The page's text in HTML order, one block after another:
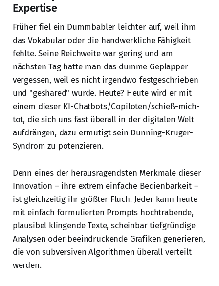
Expertise
Früher fiel ein Dummbabler leichter auf, weil ihm
das Vokabular oder die handwerkliche Fähigkeit
fehlte. Seine Reichweite war gering und am
nächsten Tag hatte man das dumme Geplapper
vergessen, weil es nicht irgendwo festgeschrieben
und "geshared" wurde. Heute? Heute wird er mit
einem dieser KI-Chatbots/Copiloten/schieß-mich-
tot, die sich uns fast überall in der digitalen Welt
aufdrängen, dazu ermutigt sein Dunning-Kruger-
Syndrom zu potenzieren.
Denn eines der herausragendsten Merkmale dieser
Innovation – ihre extrem einfache Bedienbarkeit –
ist gleichzeitig ihr größter Fluch. Jeder kann heute
mit einfach formulierten Prompts hochtrabende,
plausibel klingende Texte, scheinbar tiefgründige
Analysen oder beeindruckende Grafiken generieren,
die von subversiven Algorithmen überall verteilt
werden.